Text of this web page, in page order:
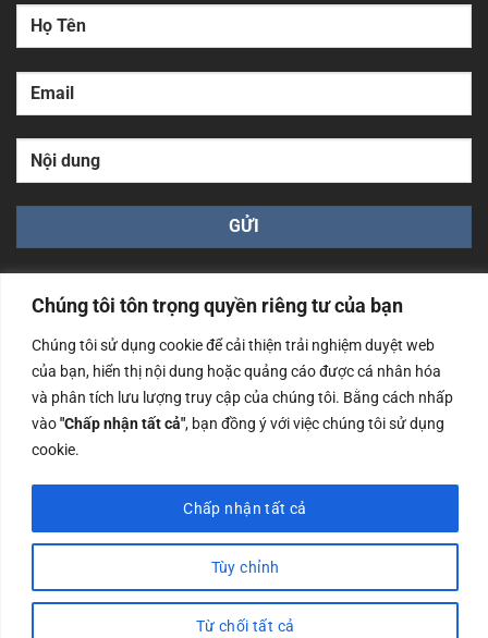
Chúng tôi tôn trọng quyền riêng tư của bạn
Chúng tôi sử dụng cookie để cải thiện trải nghiệm duyệt web
của bạn, hiển thị nội dung hoặc quảng cáo được cá nhân hóa
và phân tích lưu lượng truy cập của chúng tôi. Bằng cách nhấp
vào"Chấp nhận tất cả", bạn đồng ý với việc chúng tôi sử dụng
cookie.
Tùy chỉnh
Từ chối tất cả
Chấp nhận tất cả
Công ty TNHH Nam Bình Xương - Số ĐKKD: 0108783483
cấp ngày 14/06/2019 bởi Sở Kế Hoạch và Đầu Tư Tp. Hà
Nội
Copyrights @2023 Nam Binh Xuong. All Rights Reserved